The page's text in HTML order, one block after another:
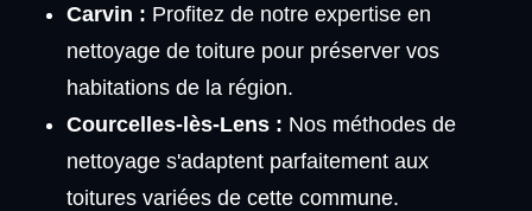
Carvin : Profitez de notre expertise en
nettoyage de toiture pour préserver vos
habitations de la région.
Courcelles-lès-Lens : Nos méthodes de
nettoyage s'adaptent parfaitement aux
toitures variées de cette commune.